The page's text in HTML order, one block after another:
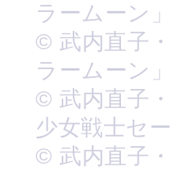
ラームーン
© 武内直子
ラームーン
© 武内直子
少女戦士セ
© 武内直子